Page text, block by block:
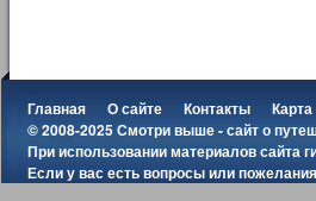
Главная О сайте Контакты
© 2008-2025 Смотри выше - сайт о
При использовании материалов сайта
Если у вас есть вопросы или